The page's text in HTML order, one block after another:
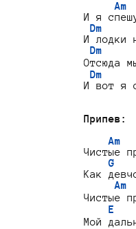
И я
Dm
И лодки
Dm
Отсюда
Dm
И вот я
Припев:
Чистые
G
Как
Чистые
E
Мой